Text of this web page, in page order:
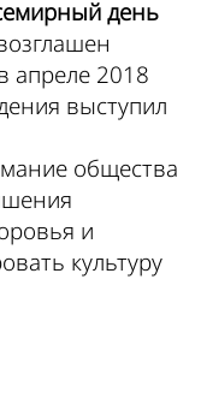
день
апреле 2018
выступил
общества
и
культуру